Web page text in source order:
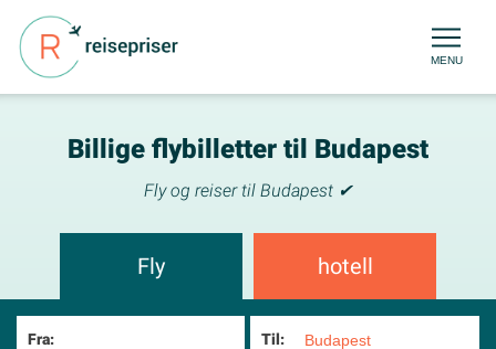
MENU
Billige flybilletter til Budapest
Fly og reiser til Budapest ✔
Fly hotell
Fra: Til: